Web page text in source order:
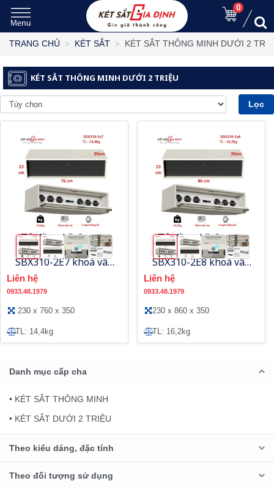
0
TRANG CHỦ KÉT SẮT KÉT SẮT THÔNG MINH DƯỚI 2
KÉT SẮT THÔNG MINH DƯỚI 2 TRIỆU
Lọc
Tủ đồng hồ 6 ngăn
thông minh Philips
SBX310-2E7 khoá vân
Liên hệ
0933.48.1979
230 x 760 x 350
TL: 14,4kg
Tủ đồng hồ 6 ngăn
thông minh Philips
SBX310-2E8 khoá vân
Liên hệ
0933.48.1979
230 x 860 x 350
TL: 16,2kg
Danh mục cấp cha
• KÉT SẮT THÔNG MINH
• KÉT SẮT DƯỚI 2 TRIỆU
Theo kiểu dáng, đặc tính
Theo đối tượng sử dụng